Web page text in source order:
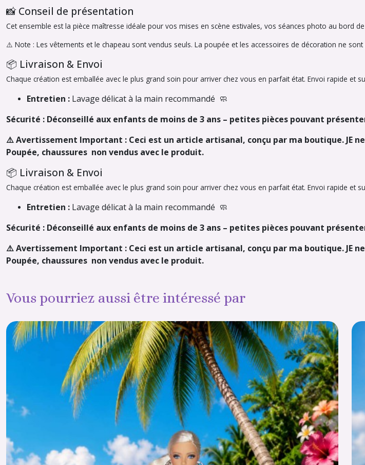
📸 Conseil de présentation
Cet ensemble est la pièce maîtresse idéale pour vos mises en scène estivales, vos séances photo au bord
⚠️ Note : Les vêtements et le chapeau sont vendus seuls. La poupée et les accessoires de décoration ne sont
📦 Livraison & Envoi
Chaque création est emballée avec le plus grand soin pour arriver chez vous en parfait état. Envoi rapide et
Entretien : Lavage délicat à la main recommandé 🧼
Sécurité : Déconseillé aux enfants de moins de 3 ans – petites pièces pouvant
⚠️ Avertissement Important : Ceci est un article artisanal, conçu par ma boutique. JE
Poupée, chaussures non vendus avec le produit.
📦 Livraison & Envoi
Chaque création est emballée avec le plus grand soin pour arriver chez vous en parfait état. Envoi rapide et
Entretien : Lavage délicat à la main recommandé 🧼
Sécurité : Déconseillé aux enfants de moins de 3 ans – petites pièces pouvant
⚠️ Avertissement Important : Ceci est un article artisanal, conçu par ma boutique. JE
Poupée, chaussures non vendus avec le produit.
Vous pourriez aussi être intéressé par